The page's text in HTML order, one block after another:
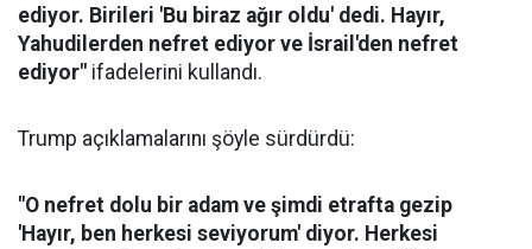
ediyor. Birileri 'Bu biraz ağır oldu' dedi. Hayır,
Yahudilerden nefret ediyor ve İsrail'den nefret
ediyor" ifadelerini kullandı.
Trump açıklamalarını şöyle sürdürdü:
"O nefret dolu bir adam ve şimdi etrafta gezip
'Hayır, ben herkesi seviyorum' diyor. Herkesi